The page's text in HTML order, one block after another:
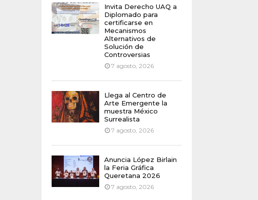
Invita Derecho UAQ a
Diplomado para
certificarse en
Mecanismos
Alternativos de
Solución de
Controversias
7 agosto, 2026
Llega al Centro de
Arte Emergente la
muestra México
Surrealista
7 agosto, 2026
Anuncia López Birlain
la Feria Gráfica
Queretana 2026
7 agosto, 2026